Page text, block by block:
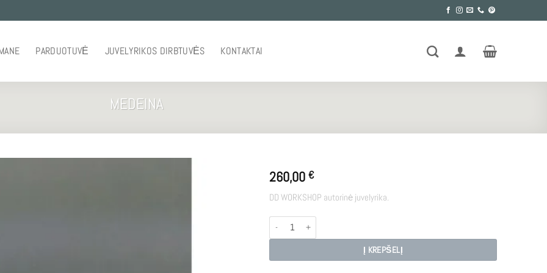
PARDUOTUVĖ JUVELYRIKOS DIRBTUVĖS KONTAKTAI
MEDEINA
260,00 €
DD WORKSHOP autorinė juvelyrika.
produkto kiekis: MEDEINA
Į KREPŠELĮ